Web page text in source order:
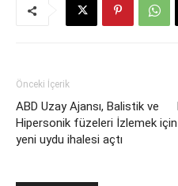
Önceki İçerik
ABD Uzay Ajansı, Balistik ve
Hipersonik füzeleri İzlemek için
yeni uydu ihalesi açtı